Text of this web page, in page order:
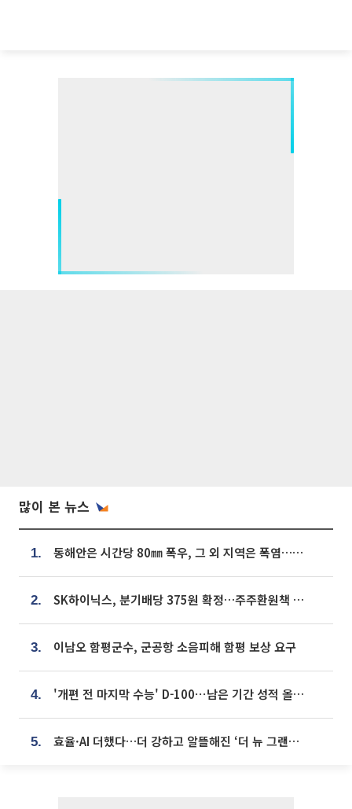
많이 본 뉴스
1. 동해안은 시간당 80㎜ 폭우, 그 외 지역은 폭염…‘극과 극 날씨’
2. SK하이닉스, 분기배당 375원 확정…주주환원책 9월로 앞당겨 발표
3. 이남오 함평군수, 군공항 소음피해 함평 보상 요구
4. '개편 전 마지막 수능' D-100⋯남은 기간 성적 올릴 전략은
5. 효율·AI 더했다…더 강하고 알뜰해진 ‘더 뉴 그랜저 하이브리드’ [ET의 모빌리티]